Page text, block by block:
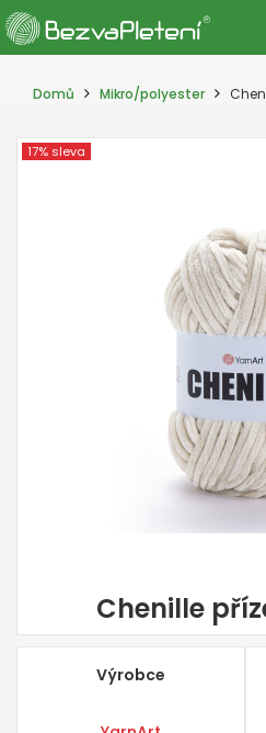
Domů Mikro/polyester
17% sleva
Chenille
Výrobce